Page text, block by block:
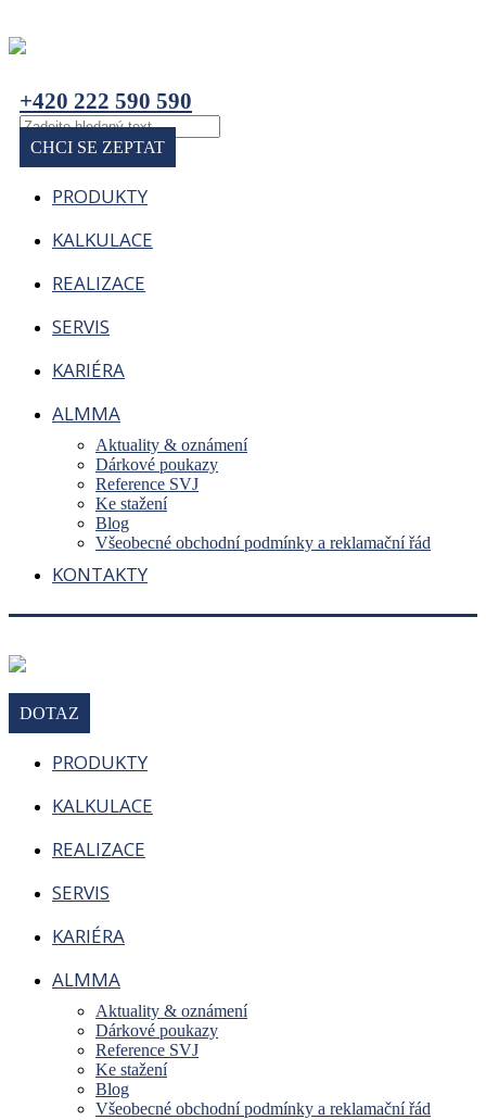
+420 222 590 590
CHCI SE ZEPTAT
PRODUKTY
KALKULACE
REALIZACE
SERVIS
KARIÉRA
ALMMA
Aktuality & oznámení
Dárkové poukazy
Reference SVJ
Ke stažení
Blog
Všeobecné obchodní podmínky a reklamační řád
KONTAKTY
DOTAZ
PRODUKTY
KALKULACE
REALIZACE
SERVIS
KARIÉRA
ALMMA
Aktuality & oznámení
Dárkové poukazy
Reference SVJ
Ke stažení
Blog
Všeobecné obchodní podmínky a reklamační řád